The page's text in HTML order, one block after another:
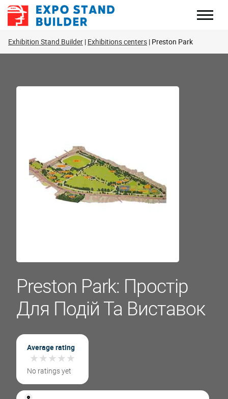
Перейти
Exhibition Stand Builder Exhibitions centers Preston Park
Preston Park: Простір
Для Подій Та Виставок
Average rating
★★★★★
★★★★★
No ratings yet